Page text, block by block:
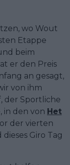
wo Wout
Etappe
beim
er den Preis
an gesagt,
von ihm
der Sportliche
in den von Het
der vierten
Giro Tag